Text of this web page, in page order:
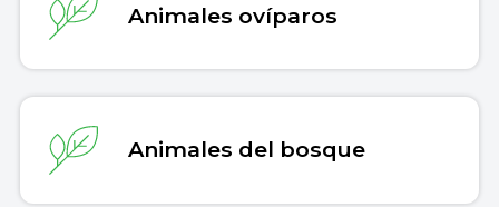
Animales ovíparos
Animales del bosque